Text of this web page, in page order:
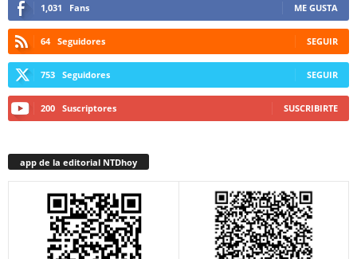
1,031 Fans ME GUSTA
64 Seguidores SEGUIR
753 Seguidores SEGUIR
200 Suscriptores SUSCRIBIRTE
app de la editorial NTDhoy